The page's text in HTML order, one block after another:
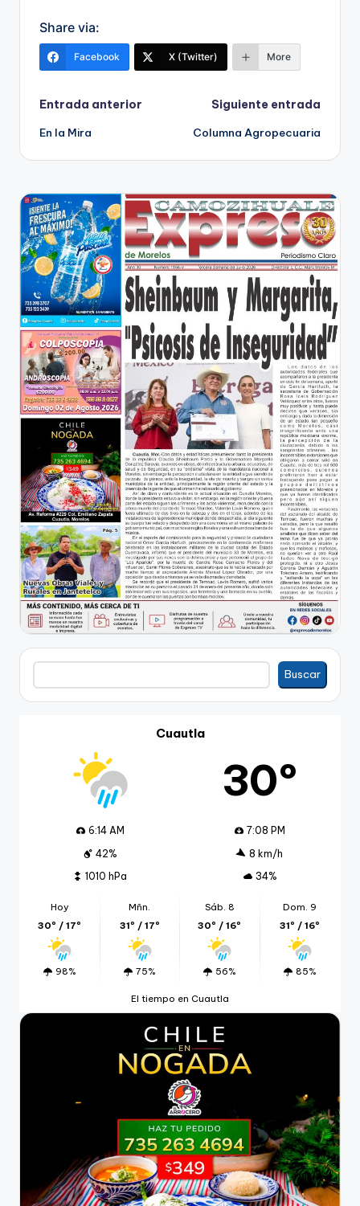
Share via:
Facebook X (Twitter) More
Navegación
de
Entrada anterior
En la Mira
Siguiente entrada
Columna Agropecuaria
Buscar
Buscar
Cuautla
30º
6:14 AM
7:08 PM
42%
8 km/h
1010 hPa
34%
Hoy
30º / 17º
98%
Mñn.
31º / 17º
75%
Sáb. 8
30º / 16º
56%
Dom. 9
31º / 16º
85%
El tiempo en Cuautla